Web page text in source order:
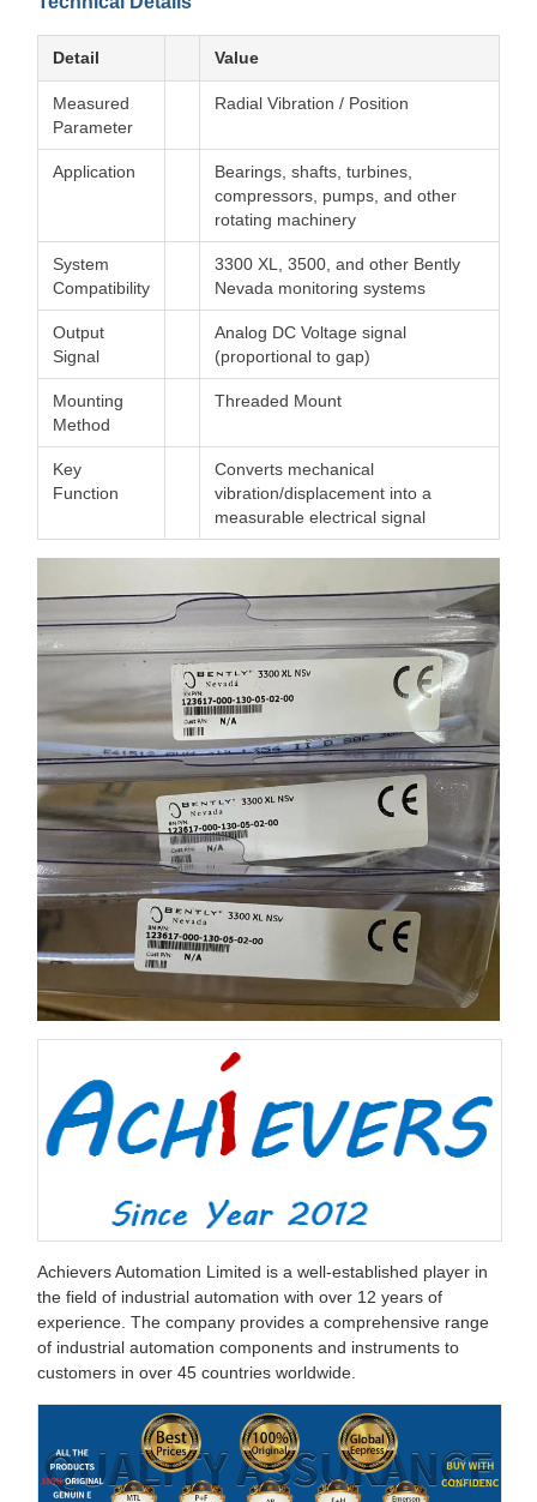
Detail Value
Measured
Parameter
Radial Vibration / Position
Application
Bearings, shafts, turbines,
compressors, pumps, and other
rotating machinery
System
Compatibility
3300 XL, 3500, and other Bently
Nevada monitoring systems
Output
Signal
Analog DC Voltage signal
(proportional to gap)
Mounting
Method
Threaded Mount
Key
Function
Converts mechanical
vibration/displacement into a
measurable electrical signal
Achievers Automation Limited is a well-established player in
the field of industrial automation with over 12 years of
experience. The company provides a comprehensive range
of industrial automation components and instruments to
customers in over 45 countries worldwide.